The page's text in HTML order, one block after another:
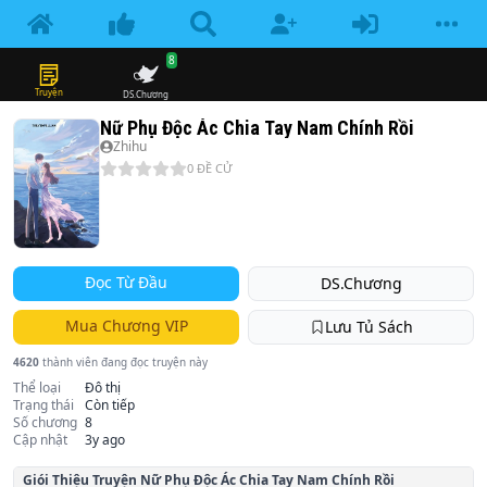
Truyện DS.Chương
8
Nữ Phụ Độc Ác Chia Tay Nam Chính Rồi
Zhihu
0 ĐỀ CỬ
Đọc Từ Đầu DS.Chương
Mua Chương VIP Lưu Tủ Sách
4620 thành viên đang đọc truyện này
Thể loại
Đô thị
Trạng thái
Còn tiếp
Số chương 8
Cập nhật
3y ago
Giói Thiệu Truyện Nữ Phụ Độc Ác Chia Tay Nam Chính Rồi